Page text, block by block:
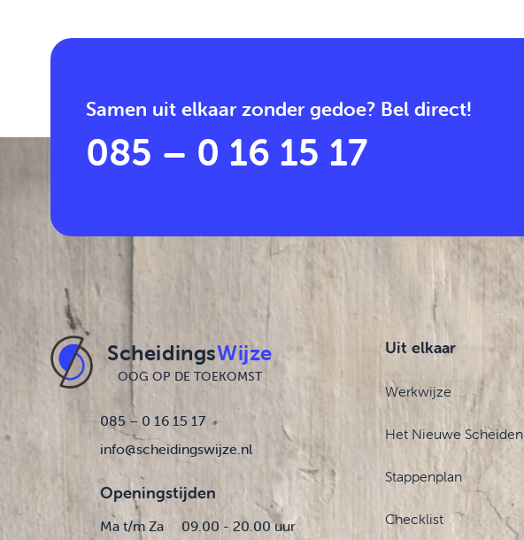
Samen uit elkaar zonder gedoe? Bel direct!
085 – 0 16 15 17
ScheidingsWijze
OOG OP DE TOEKOMST
085 – 0 16 15 17
info@scheidingswijze.nl
Openingstijden
Ma t/m Za 09.00 - 20.00 uur
Uit elkaar
Werkwijze
Het Nieuwe Scheiden
Stappenplan
Checklist